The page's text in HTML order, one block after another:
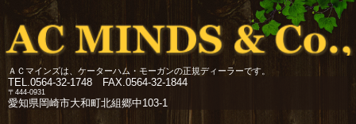
ＡＣマインズは、ケーターハム・モーガンの正規ディーラーです。
TEL.0564-32-1748 FAX.0564-32-1844
〒444-0931
愛知県岡崎市大和町北組郷中103-1